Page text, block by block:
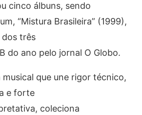
cinco álbuns, sendo
“Mistura Brasileira” (1999),
dos três
do ano pelo jornal O Globo.
musical que une rigor técnico,
e forte
coleciona